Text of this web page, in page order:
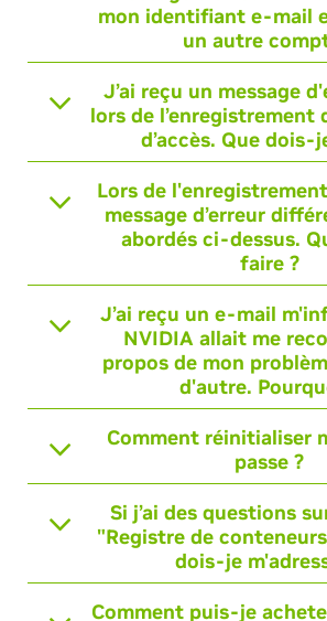
mon identifiant e-mail
un autre
J’ai reçu un message
lors de l’enregistrement
d’accès. Que dois-
Lors de
message d’erreur
abordés ci-dessus.
faire ?
J’ai reçu un e-mail
NVIDIA allait me
propos de mon
d'autre.
Comment réinitialiser
passe ?
Si j’ai des questions
"Registre de
dois-je
Comment puis-je